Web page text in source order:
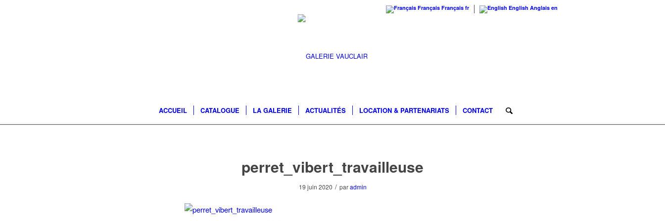
Français Français fr English Anglais en
ACCUEIL CATALOGUE LA GALERIE ACTUALITÉS LOCATION & PARTENARIATS CONTACT
perret_vibert_travailleuse
19 juin 2020 / paradmin